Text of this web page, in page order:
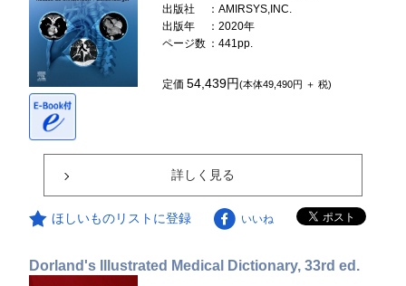
出版社
：AMIRSYS,INC.
出版年
：2020年
ページ数 ：441pp.
定価54,439円(本体49,490円 ＋ 税)
詳しく見る
ほしいものリストに登録 いいね
Dorland's Illustrated Medical Dictionary, 33rd ed.